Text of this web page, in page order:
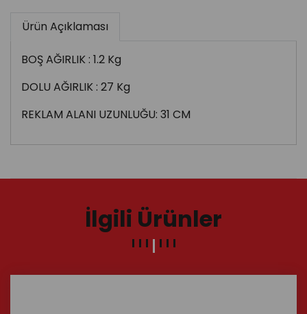
Ürün Açıklaması
BOŞ AĞIRLIK : 1.2 Kg
DOLU AĞIRLIK : 27 Kg
REKLAM ALANI UZUNLUĞU: 31 CM
İlgili Ürünler